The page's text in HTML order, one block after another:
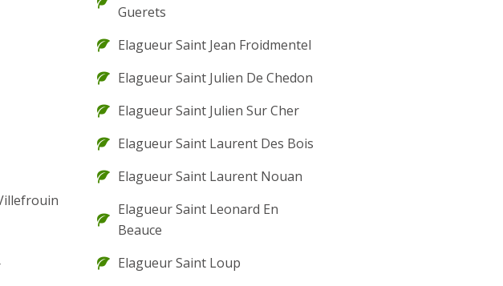
Guerets
Elagueur Saint Jean Froidmentel
Elagueur Saint Julien De Chedon
Elagueur Saint Julien Sur Cher
Elagueur Saint Laurent Des Bois
Elagueur Saint Laurent Nouan
Elagueur Saint Leonard En
Beauce
Elagueur Saint Loup